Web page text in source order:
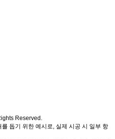
Reserved.
돕기 위한 예시로, 실제 시공 시 일부 항